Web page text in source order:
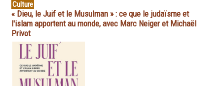
Culture
« Dieu, le Juif et le Musulman » : ce que le judaïsme et
l'islam apportent au monde, avec Marc Neiger et Michaël
Privot